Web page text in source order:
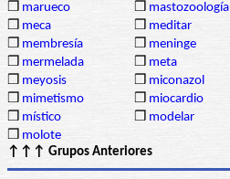
❒ marueco ❒ mastozoología
❒ meca ❒ meditar
❒ membresía ❒ meninge
❒ mermelada ❒ meta
❒ meyosis ❒ miconazol
❒ mimetismo ❒ miocardio
❒ místico ❒ modelar
❒ molote
↑↑↑ Grupos Anteriores